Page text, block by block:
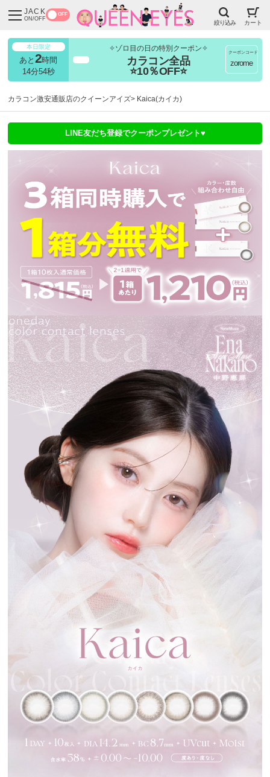
JACK
ON/OFF
OFF
絞り込み カート
本日限定
あと2時間
14分50秒
✧ゾロ目の日の特別クーポン✧
カラコン全品
⭐10％OFF⭐
クーポンコード
zorome
カラコン激安通販店のクイーンアイズ Kaica(カイカ)
LINE友だち登録でクーポンプレゼント♥